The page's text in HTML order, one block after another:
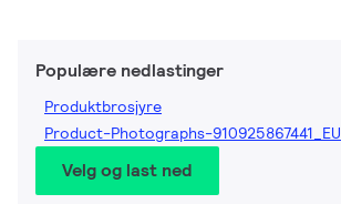
Populære nedlastinger
Produktbrosjyre
Product-Photographs-910925867441_EU
Velg og last ned